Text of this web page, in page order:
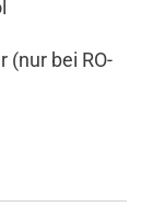
(nur bei RO-